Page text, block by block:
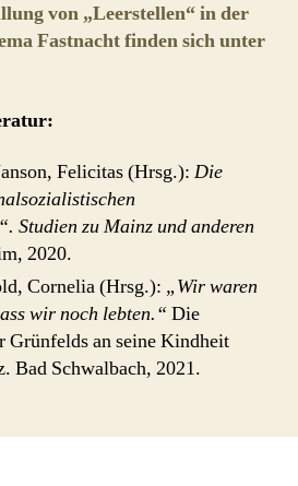
von „Leerstellen“ in der
Fastnacht finden sich unter
Felicitas (Hrsg.): Die
Studien zu Mainz und anderen
2020.
Cornelia (Hrsg.): „Wir waren
wir noch lebten.“ Die
Grünfelds an seine Kindheit
Bad Schwalbach, 2021.